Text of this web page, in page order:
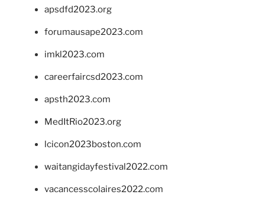
apsdfd2023.org
forumausape2023.com
imkl2023.com
careerfaircsd2023.com
apsth2023.com
MedItRio2023.org
lcicon2023boston.com
waitangidayfestival2022.com
vacancesscolaires2022.com